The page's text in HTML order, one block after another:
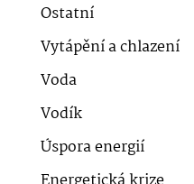
Ostatní
Vytápění a chlazení
Voda
Vodík
Úspora energií